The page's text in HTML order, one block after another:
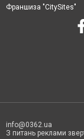
Франшиза "CitySites"
info@0362.ua
З питань реклами